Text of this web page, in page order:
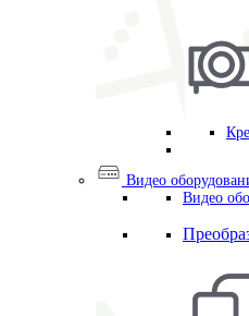
Видео
Видео